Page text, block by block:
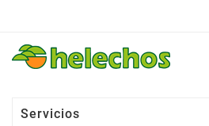
Servicios